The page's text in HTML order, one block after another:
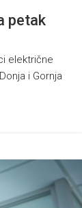
petak
električne
i Gornja